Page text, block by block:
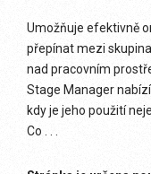
Umožňuje efektivně
přepínat mezi
nad pracovním
Stage Manager
kdy je jeho použití
Co . . .